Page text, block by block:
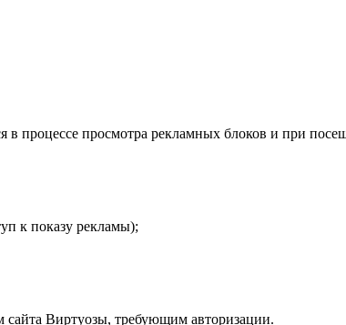
процессе просмотра рекламных блоков и при
к показу рекламы);
сайта Виртуозы, требующим авторизации.